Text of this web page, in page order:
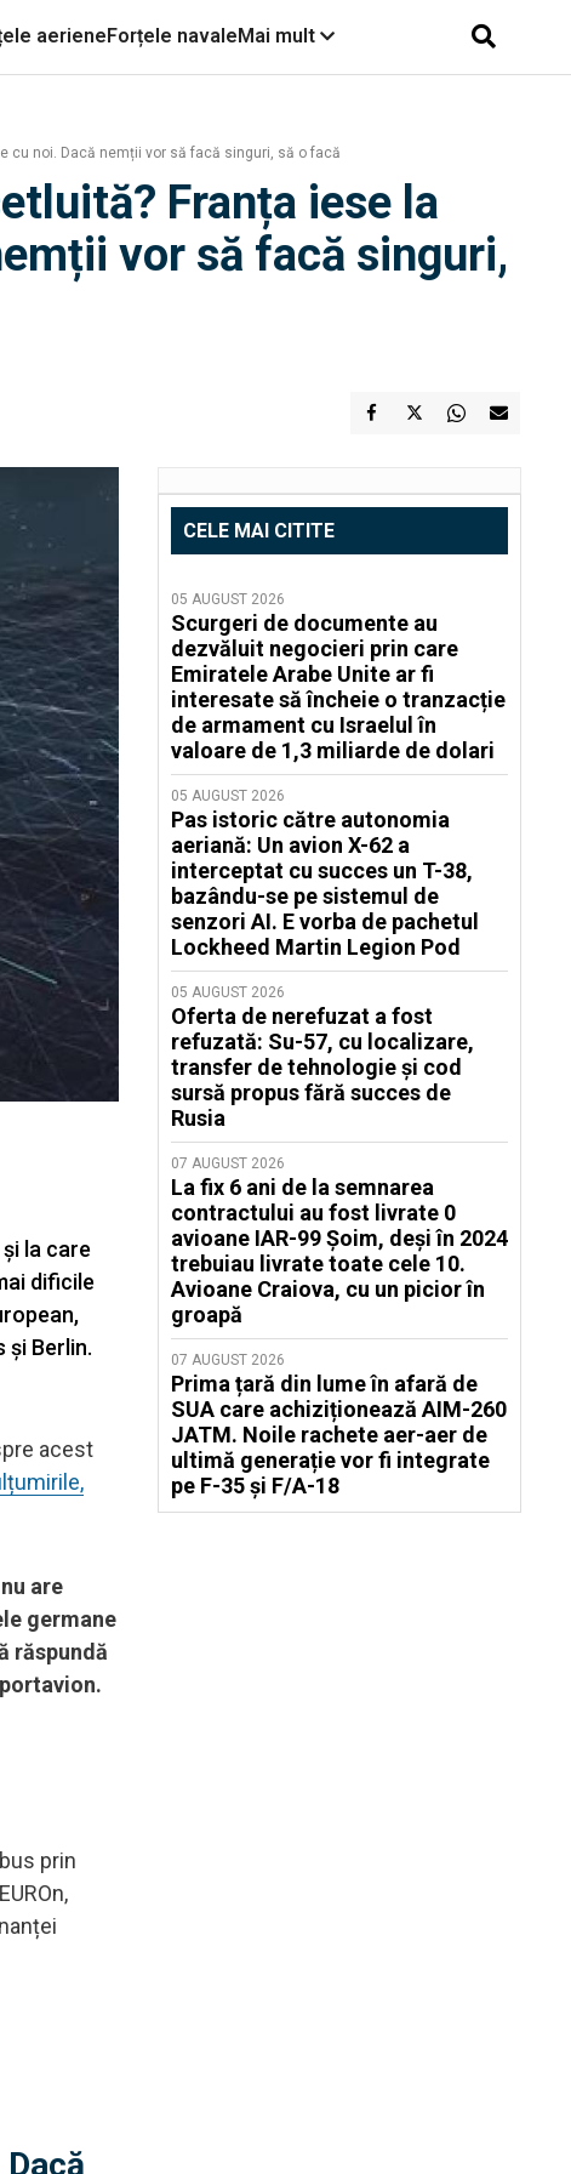
aerieneForțele navaleMai mult
cu noi. Dacă nemții vor să facă singuri, să o facă
Franța iese la
vor să facă singuri,
la care
dificile
și Berlin.
acest
are
germane
răspundă
prin
CELE MAI CITITE
05 AUGUST 2026
Scurgeri de documente au
dezvăluit negocieri prin care
Emiratele Arabe Unite ar fi
interesate să încheie o tranzacție
de armament cu Israelul în
valoare de 1,3 miliarde de dolari
05 AUGUST 2026
Pas istoric către autonomia
aeriană: Un avion X-62 a
interceptat cu succes un T-38,
bazându-se pe sistemul de
senzori AI. E vorba de pachetul
Lockheed Martin Legion Pod
05 AUGUST 2026
Oferta de nerefuzat a fost
refuzată: Su-57, cu localizare,
transfer de tehnologie și cod
sursă propus fără succes de
Rusia
07 AUGUST 2026
La fix 6 ani de la semnarea
contractului au fost livrate 0
avioane IAR-99 Șoim, deși în 2024
trebuiau livrate toate cele 10.
Avioane Craiova, cu un picior în
groapă
07 AUGUST 2026
Prima țară din lume în afară de
SUA care achiziționează AIM-260
JATM. Noile rachete aer-aer de
ultimă generație vor fi integrate
pe F-35 și F/A-18